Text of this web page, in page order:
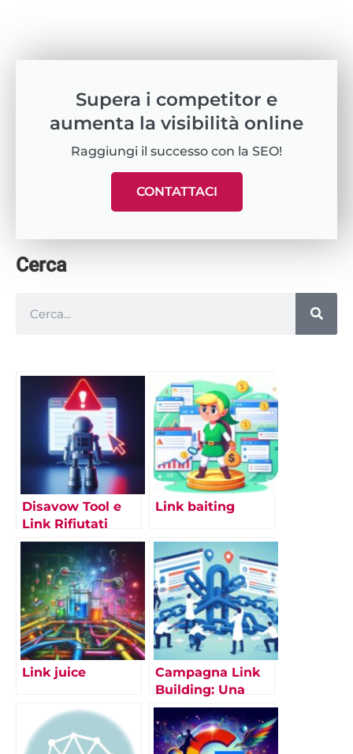
Supera i competitor e
aumenta la visibilità online
Raggiungi il successo con la SEO!
CONTATTACI
Cerca
Disavow Tool e
Link Rifiutati
Link baiting
Link juice
Campagna Link
Building: Una
guida completa